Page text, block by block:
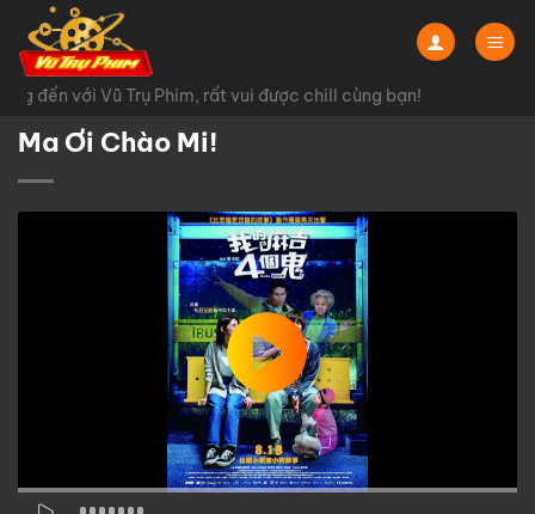
Chuyển
đến
nội
dungđến với Vũ Trụ Phim, rất vui được chill cùng bạn!
Ma Ơi Chào Mi!